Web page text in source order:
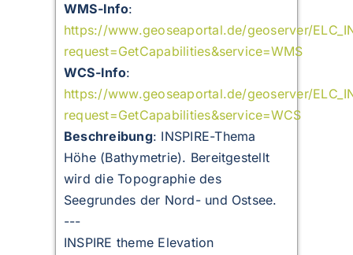
WMS-Info:
https://www.geoseaportal.de/geoserver/
request=GetCapabilities&service=WMS
WCS-Info:
https://www.geoseaportal.de/geoserver/
request=GetCapabilities&service=WCS
Beschreibung: INSPIRE-Thema
Höhe (Bathymetrie). Bereitgestellt
wird die Topographie des
Seegrundes der Nord- und Ostsee.
---
INSPIRE theme Elevation